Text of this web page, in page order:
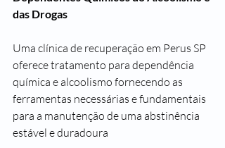
das Drogas
Uma clínica de recuperação em Perus SP
oferece tratamento para dependência
química e alcoolismo fornecendo as
ferramentas necessárias e fundamentais
para a manutenção de uma abstinência
estável e duradoura